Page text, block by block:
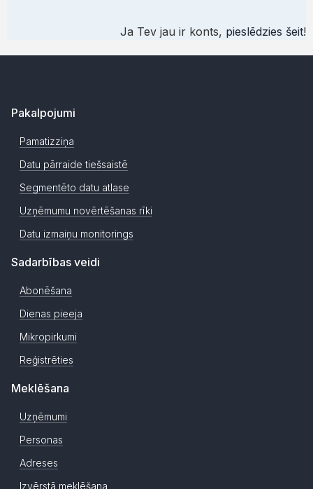
Ja Tev jau ir konts, pieslēdzies šeit!
Pakalpojumi
Pamatizziņa
Datu pārraide tiešsaistē
Segmentēto datu atlase
Uzņēmumu novērtēšanas rīki
Datu izmaiņu monitorings
Sadarbības veidi
Abonēšana
Dienas pieeja
Mikropirkumi
Reģistrēties
Meklēšana
Uzņēmumi
Personas
Adreses
Izvērstā meklēšana